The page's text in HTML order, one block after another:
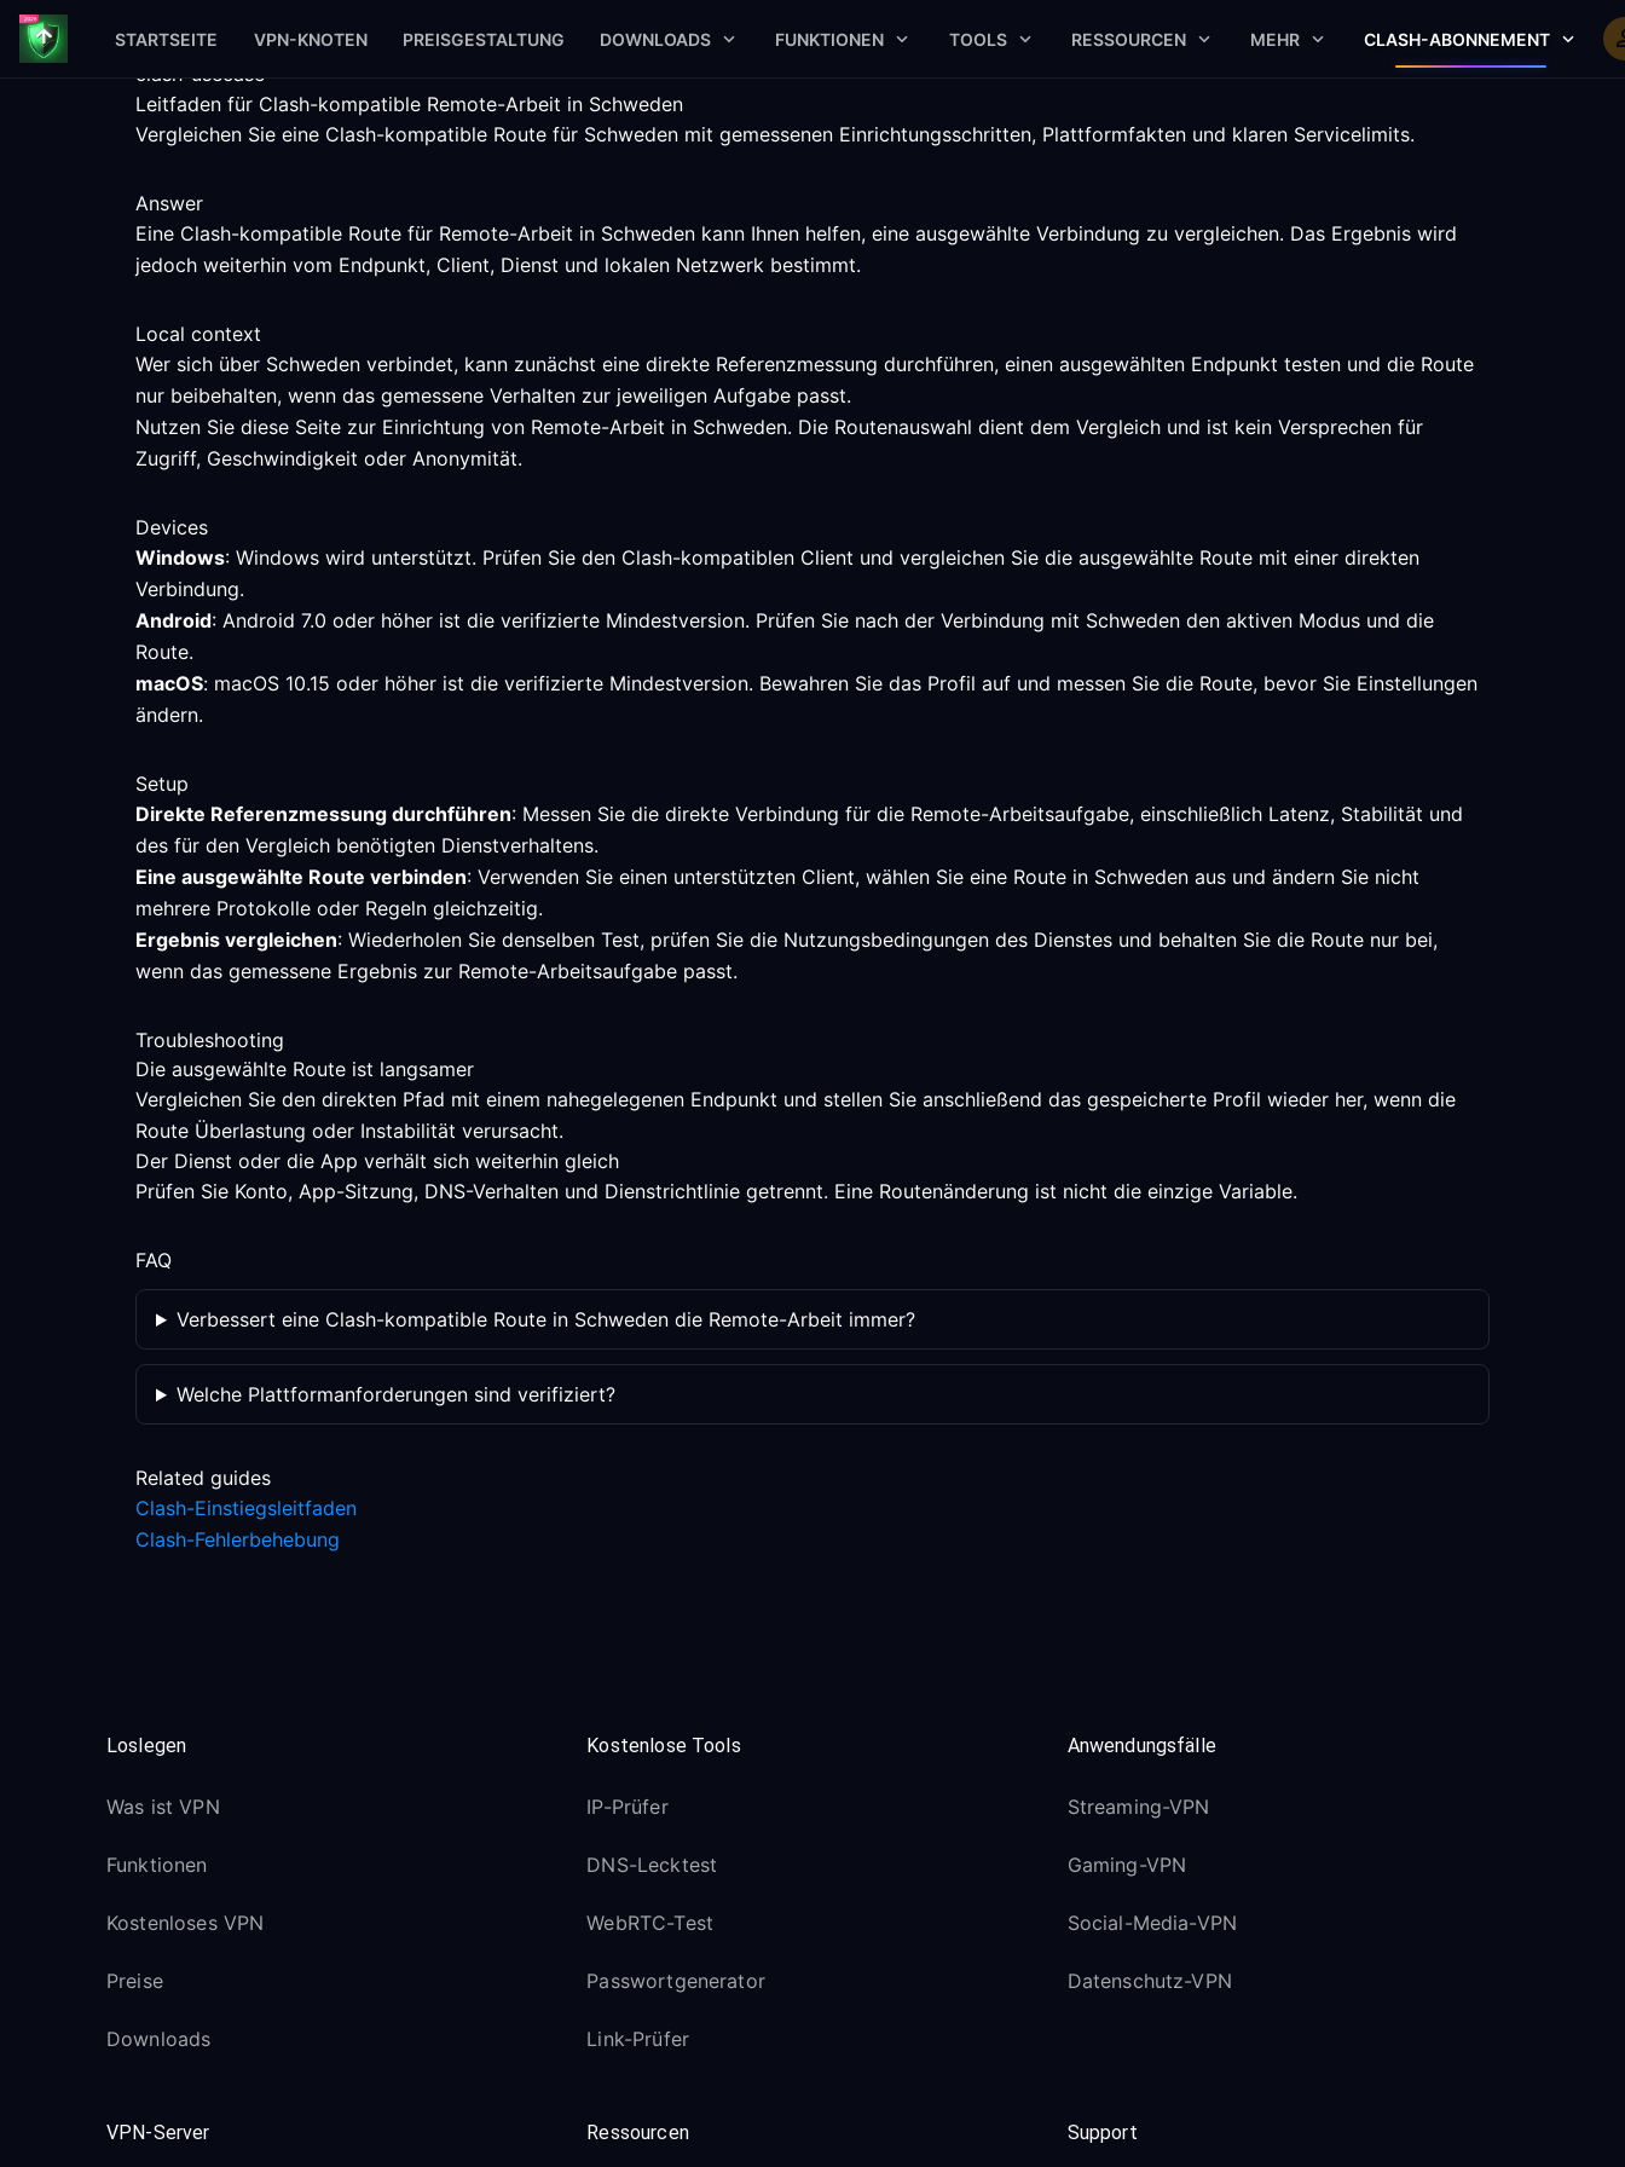
STARTSEITE VPN-KNOTEN PREISGESTALTUNG DOWNLOADS FUNKTIONEN TOOLS RESSOURCEN MEHR CLASH-ABONNEMENT
clash-usecase
Leitfaden für Clash-kompatible Remote-Arbeit in Schweden
Vergleichen Sie eine Clash-kompatible Route für Schweden mit gemessenen Einrichtungsschritten, Plattformfakten und klaren Servicelimits.
Answer
Eine Clash-kompatible Route für Remote-Arbeit in Schweden kann Ihnen helfen, eine ausgewählte Verbindung zu vergleichen. Das Ergebnis wird
jedoch weiterhin vom Endpunkt, Client, Dienst und lokalen Netzwerk bestimmt.
Local context
Wer sich über Schweden verbindet, kann zunächst eine direkte Referenzmessung durchführen, einen ausgewählten Endpunkt testen und die Route
nur beibehalten, wenn das gemessene Verhalten zur jeweiligen Aufgabe passt.
Nutzen Sie diese Seite zur Einrichtung von Remote-Arbeit in Schweden. Die Routenauswahl dient dem Vergleich und ist kein Versprechen für
Zugriff, Geschwindigkeit oder Anonymität.
Devices
Windows: Windows wird unterstützt. Prüfen Sie den Clash-kompatiblen Client und vergleichen Sie die ausgewählte Route mit einer direkten
Verbindung.
Android: Android 7.0 oder höher ist die verifizierte Mindestversion. Prüfen Sie nach der Verbindung mit Schweden den aktiven Modus und die
Route.
macOS: macOS 10.15 oder höher ist die verifizierte Mindestversion. Bewahren Sie das Profil auf und messen Sie die Route, bevor Sie Einstellungen
ändern.
Setup
Direkte Referenzmessung durchführen: Messen Sie die direkte Verbindung für die Remote-Arbeitsaufgabe, einschließlich Latenz, Stabilität und
des für den Vergleich benötigten Dienstverhaltens.
Eine ausgewählte Route verbinden: Verwenden Sie einen unterstützten Client, wählen Sie eine Route in Schweden aus und ändern Sie nicht
mehrere Protokolle oder Regeln gleichzeitig.
Ergebnis vergleichen: Wiederholen Sie denselben Test, prüfen Sie die Nutzungsbedingungen des Dienstes und behalten Sie die Route nur bei,
wenn das gemessene Ergebnis zur Remote-Arbeitsaufgabe passt.
Troubleshooting
Die ausgewählte Route ist langsamer
Vergleichen Sie den direkten Pfad mit einem nahegelegenen Endpunkt und stellen Sie anschließend das gespeicherte Profil wieder her, wenn die
Route Überlastung oder Instabilität verursacht.
Der Dienst oder die App verhält sich weiterhin gleich
Prüfen Sie Konto, App-Sitzung, DNS-Verhalten und Dienstrichtlinie getrennt. Eine Routenänderung ist nicht die einzige Variable.
FAQ
Verbessert eine Clash-kompatible Route in Schweden die Remote-Arbeit immer?
Welche Plattformanforderungen sind verifiziert?
Related guides
Clash-Einstiegsleitfaden
Clash-Fehlerbehebung
Loslegen
Was ist VPN
Funktionen
Kostenloses VPN
Preise
Downloads
Kostenlose Tools
IP-Prüfer
DNS-Lecktest
WebRTC-Test
Passwortgenerator
Link-Prüfer
Anwendungsfälle
Streaming-VPN
Gaming-VPN
Social-Media-VPN
Datenschutz-VPN
VPN-Server Ressourcen Support